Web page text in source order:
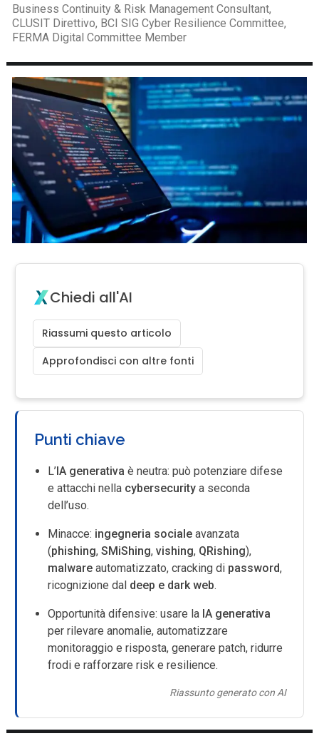
Business Continuity & Risk Management Consultant,
CLUSIT Direttivo, BCI SIG Cyber Resilience Committee,
FERMA Digital Committee Member
Chiedi all'AI
Riassumi questo articolo
Approfondisci con altre fonti
Punti chiave
L’IA generativa è neutra: può potenziare difese
e attacchi nella cybersecurity a seconda
dell’uso.
Minacce: ingegneria sociale avanzata
(phishing,SMiShing,vishing, QRishing),
malware automatizzato, cracking di password,
ricognizione dal deep e dark web.
Opportunità difensive: usare la IA generativa
per rilevare anomalie, automatizzare
monitoraggio e risposta, generare patch, ridurre
frodi e rafforzare risk e resilience.
Riassunto generato con AI